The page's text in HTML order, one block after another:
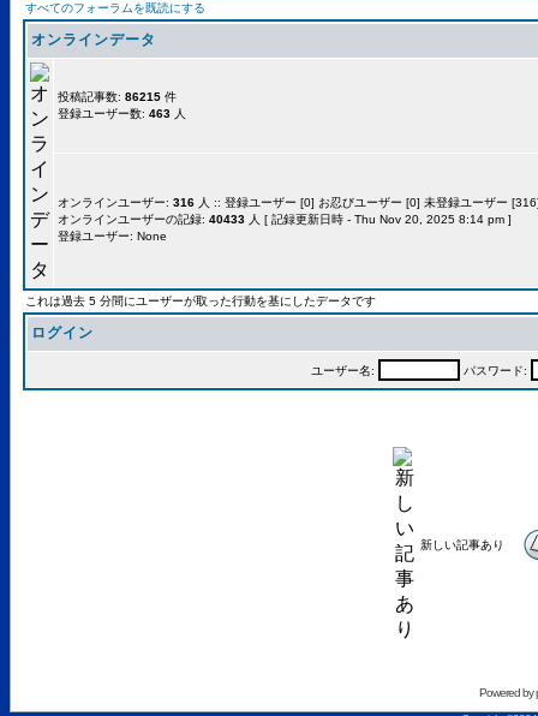
すべてのフォーラムを既読にする
オンラインデータ
投稿記事数: 86215 件
登録ユーザー数: 463 人
オンラインユーザー: 316 人 :: 登録ユーザー [0] お忍びユーザー [0] 未登録ユーザー
オンラインユーザーの記録: 40433 人 [ 記録更新日時 - Thu Nov 20, 2025 8:14 pm ]
登録ユーザー: None
これは過去 5 分間にユーザーが取った行動を基にしたデータです
ログイン
ユーザー名: パスワード:
新しい記事あり
Powered by